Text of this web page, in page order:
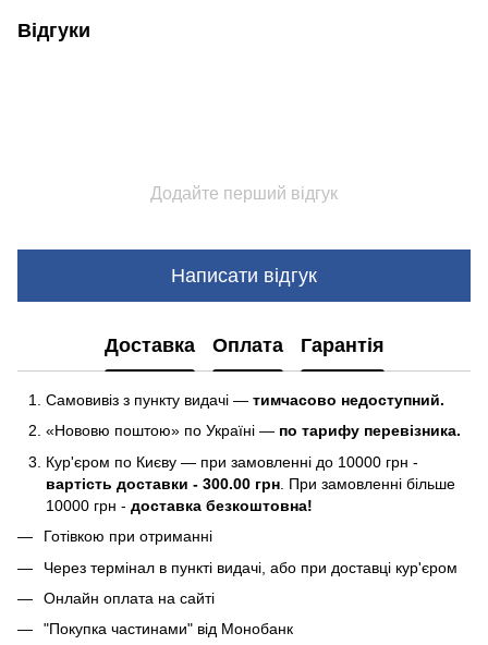
Відгуки
Додайте перший відгук
Написати відгук
Доставка Оплата Гарантія
Самовивіз з пункту видачі — тимчасово недоступний.
«Нововю поштою» по Україні — по тарифу перевізника.
Кур'єром по Києву — при замовленні до 10000 грн -
вартість доставки - 300.00 грн . При замовленні більше
10000 грн - доставка безкоштовна!
Готівкою при отриманні
Через термінал в пункті видачі, або при доставці кур'єром
Онлайн оплата на сайті
"Покупка частинами" від Монобанк